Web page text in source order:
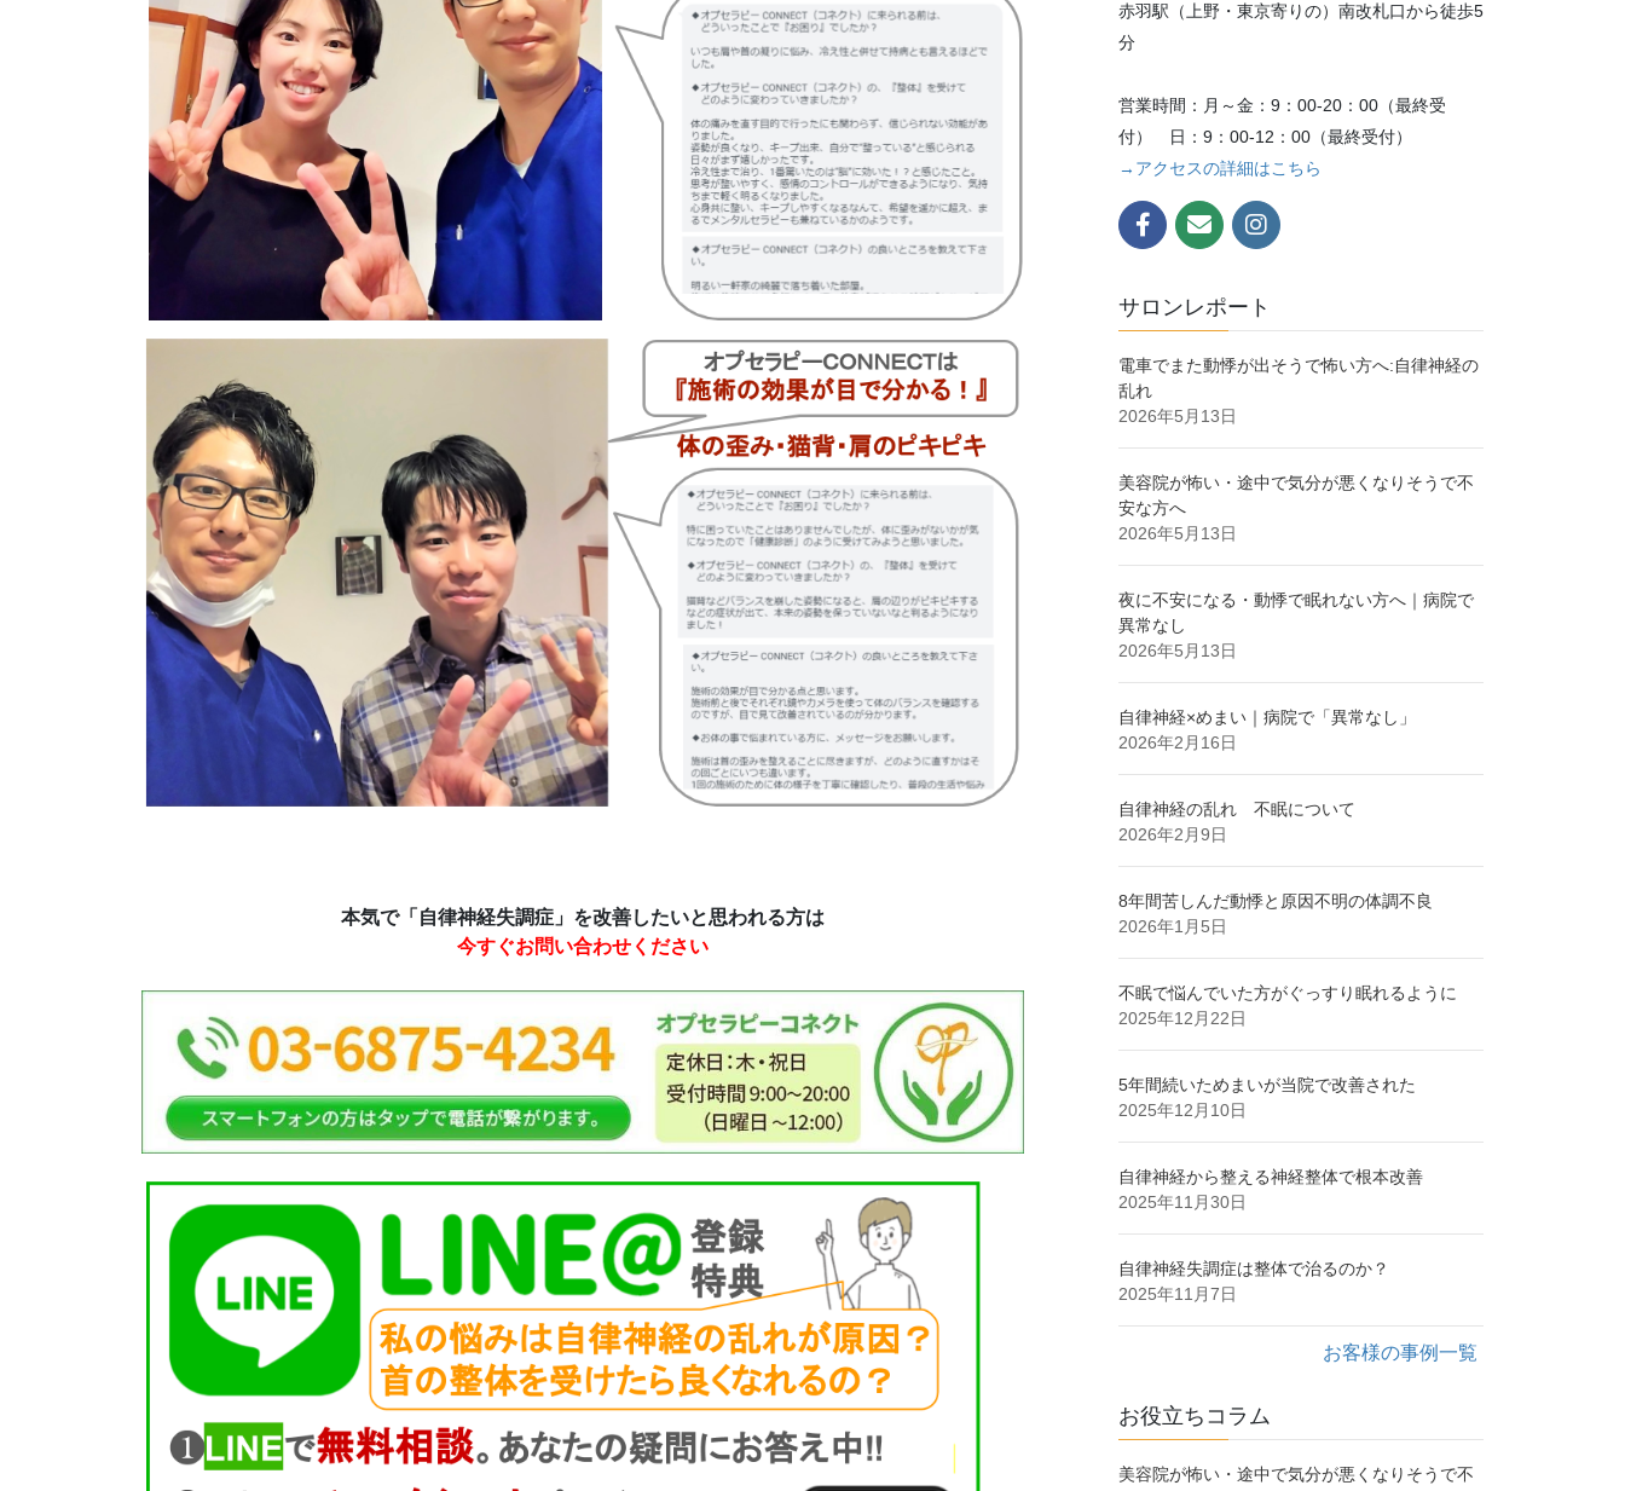
本気で「自律神経失調症」を改善したいと思われる方は
今すぐお問い合わせください
赤羽駅（上野・東京寄りの）南改札口から徒歩5
分
営業時間：月～金：9：00-20：00（最終受
付） 日：9：00-12：00（最終受付）
→アクセスの詳細はこちら
サロンレポート
電車でまた動悸が出そうで怖い方へ:自律神経の
乱れ
2026年5月13日
美容院が怖い・途中で気分が悪くなりそうで不
安な方へ
2026年5月13日
夜に不安になる・動悸で眠れない方へ｜病院で
異常なし
2026年5月13日
自律神経×めまい｜病院で「異常なし」
2026年2月16日
自律神経の乱れ 不眠について
2026年2月9日
8年間苦しんだ動悸と原因不明の体調不良
2026年1月5日
不眠で悩んでいた方がぐっすり眠れるように
2025年12月22日
5年間続いためまいが当院で改善された
2025年12月10日
自律神経から整える神経整体で根本改善
2025年11月30日
自律神経失調症は整体で治るのか？
2025年11月7日
お客様の事例一覧
お役立ちコラム
美容院が怖い・途中で気分が悪くなりそうで不